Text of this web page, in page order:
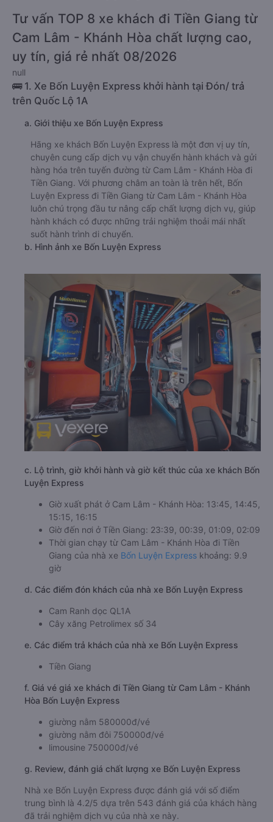
Tư vấn TOP 8 xe khách đi Tiền Giang từ
Cam Lâm - Khánh Hòa chất lượng cao,
uy tín, giá rẻ nhất 08/2026
null
🚌 1. Xe Bốn Luyện Express khởi hành tại Đón/ trả
trên Quốc Lộ 1A
a. Giới thiệu xe Bốn Luyện Express
Hãng xe khách Bốn Luyện Express là một đơn vị uy tín,
chuyên cung cấp dịch vụ vận chuyển hành khách và gửi
hàng hóa trên tuyến đường từ Cam Lâm - Khánh Hòa đi
Tiền Giang. Với phương châm an toàn là trên hết, Bốn
Luyện Express đi Tiền Giang từ Cam Lâm - Khánh Hòa
luôn chú trọng đầu tư nâng cấp chất lượng dịch vụ, giúp
hành khách có được những trải nghiệm thoải mái nhất
suốt hành trình di chuyển.
b. Hình ảnh xe Bốn Luyện Express
c. Lộ trình, giờ khởi hành và giờ kết thúc của xe khách Bốn
Luyện Express
Giờ xuất phát ở Cam Lâm - Khánh Hòa: 13:45, 14:45,
15:15, 16:15
Giờ đến nơi ở Tiền Giang: 23:39, 00:39, 01:09, 02:09
Thời gian chạy từ Cam Lâm - Khánh Hòa đi Tiền
Giang của nhà xe Bốn Luyện Express khoảng: 9.9
giờ
d. Các điểm đón khách của nhà xe Bốn Luyện Express
Cam Ranh dọc QL1A
Cây xăng Petrolimex số 34
e. Các điểm trả khách của nhà xe Bốn Luyện Express
Tiền Giang
f. Giá vé giá xe khách đi Tiền Giang từ Cam Lâm - Khánh
Hòa Bốn Luyện Express
giường nằm 580000đ/vé
giường nằm đôi 750000đ/vé
limousine 750000đ/vé
g. Review, đánh giá chất lượng xe Bốn Luyện Express
Nhà xe Bốn Luyện Express được đánh giá với số điểm
trung bình là 4.2/5 dựa trên 543 đánh giá của khách hàng
đã trải nghiệm dịch vụ của nhà xe này.